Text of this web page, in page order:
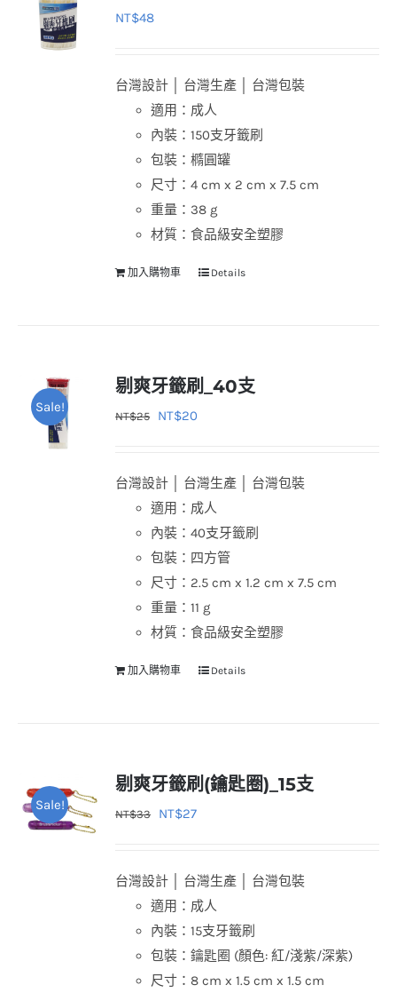
NT$48
台灣設計 │ 台灣生產 │ 台灣包裝
適用：成人
內裝：150支牙籤刷
包裝：橢圓罐
尺寸：4 cm x 2 cm x 7.5 cm
重量：38 g
材質：食品級安全塑膠
加入購物車 Details
Sale!
剔爽牙籤刷_40支
NT$25
原
格：
NT$25。
NT$20
格：
NT$20。
台灣設計 │ 台灣生產 │ 台灣包裝
適用：成人
內裝：40支牙籤刷
包裝：四方管
尺寸：2.5 cm x 1.2 cm x 7.5 cm
重量：11 g
材質：食品級安全塑膠
加入購物車 Details
Sale!
剔爽牙籤刷(鑰匙圈)_15支
NT$33
原
格：
NT$33。
NT$27目
格：
NT$27。
台灣設計 │ 台灣生產 │ 台灣包裝
適用：成人
內裝：15支牙籤刷
包裝：鑰匙圈 (顏色: 紅/淺紫/深紫)
尺寸：8 cm x 1.5 cm x 1.5 cm